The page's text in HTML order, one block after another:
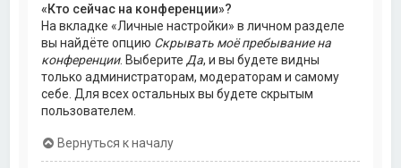
«Кто сейчас на конференции»?
На вкладке «Личные настройки» в личном разделе
вы найдёте опцию Скрывать моё пребывание на
конференции. Выберите Да, и вы будете видны
только администраторам, модераторам и самому
себе. Для всех остальных вы будете скрытым
пользователем.
Вернуться к началу